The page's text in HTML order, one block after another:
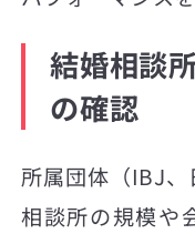
結婚相談
の確認
所属団体（IBJ
相談所の規模や